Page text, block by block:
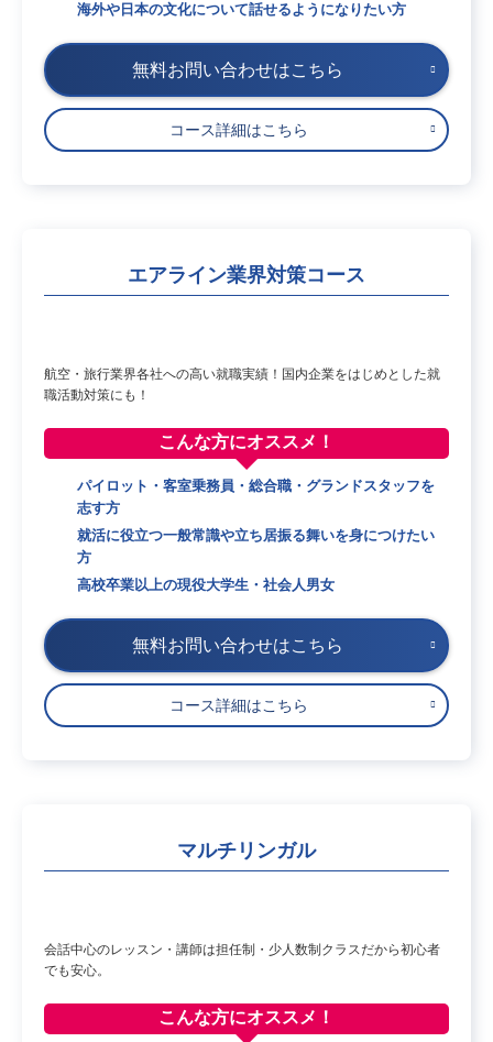
海外や日本の文化について話せるようになりたい方
無料お問い合わせはこちら
コース詳細はこちら
エアライン業界対策コース
航空・旅行業界各社への高い就職実績！国内企業をはじめとした就
職活動対策にも！
こんな方にオススメ！
パイロット・客室乗務員・総合職・グランドスタッフを
志す方
就活に役立つ一般常識や立ち居振る舞いを身につけたい
方
高校卒業以上の現役大学生・社会人男女
無料お問い合わせはこちら
コース詳細はこちら
マルチリンガル
会話中心のレッスン・講師は担任制・少人数制クラスだから初心者
でも安心。
こんな方にオススメ！